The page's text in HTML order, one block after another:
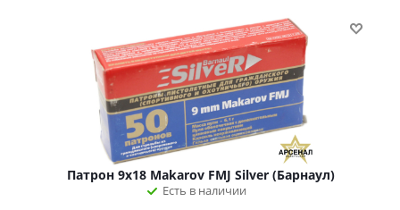
Патрон 9х18 Makarov FMJ Silver (Барнаул)
Есть в наличии